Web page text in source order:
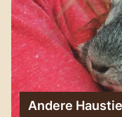
Andere